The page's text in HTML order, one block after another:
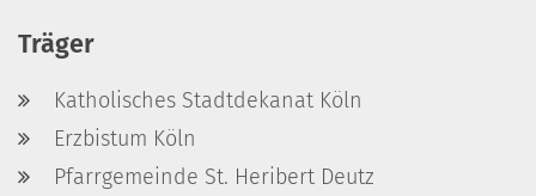
Träger
Katholisches Stadtdekanat Köln
Erzbistum Köln
Pfarrgemeinde St. Heribert Deutz